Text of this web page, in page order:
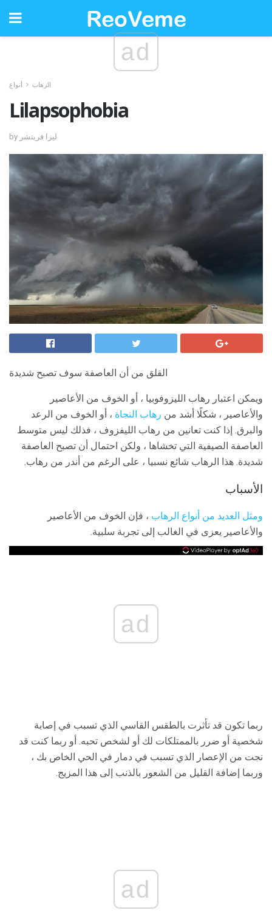
ad
الرهاب أنواع
Lilapsophobia
by ليزا فريتشر
القلق من أن العاصفة سوف تصبح شديدة
ويمكن اعتبار رهاب الليزوفوبيا ، أو الخوف من الأعاصير
والأعاصير ، شكلًا أشد من رهاب النجاة ، أو الخوف من الرعد
والبرق. إذا كنت تعانين من رهاب الليفزوف ، فذلك ليس متوسط ​​
العاصفة الصيفية التي تخشاها ، ولكن احتمال أن تصبح العاصفة
شديدة. هذا الرهاب شائع نسبيا ، على الرغم من أندر من رهاب.
الأسباب
ومثل العديد من أنواع الرهاب ، فإن الخوف من الأعاصير
والأعاصير يعزى في الغالب إلى تجربة سلبية.
ad
ربما تكون قد تأثرت بالطقس القاسي الذي تسبب في إصابة
شخصية أو ضرر بالممتلكات لك أو لشخص تحبه. أو ربما كنت قد
نجت من الإعصار الذي تسبب في دمار في الحي الخاص بك ،
وربما إضافة القليل من الشعور بالذنب إلى هذا المزيج.
ad